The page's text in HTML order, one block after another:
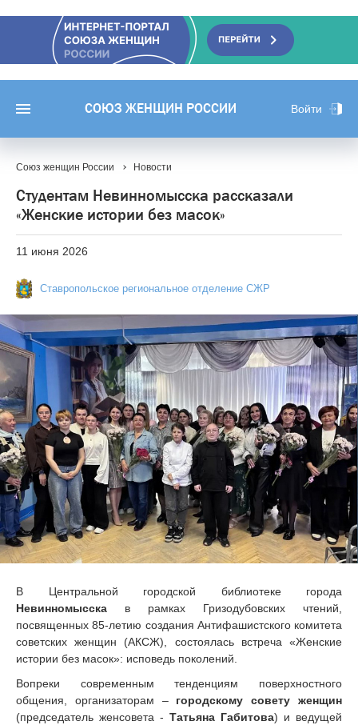
СОЮЗ ЖЕНЩИН РОССИИ Войти
Союз женщин России Новости
Студентам Невинномысска рассказали
«Женские истории без масок»
11 июня 2026
Ставропольское региональное отделение СЖР
В Центральной городской библиотеке города
Невинномысска в рамках Гризодубовских чтений,
посвященных 85-летию создания Антифашистского комитета
советских женщин (АКСЖ), состоялась встреча «Женские
истории без масок»: исповедь поколений.
Вопреки современным тенденциям поверхностного
общения, организаторам –городскому совету женщин
(председатель женсовета - Татьяна Габитова) и ведущей